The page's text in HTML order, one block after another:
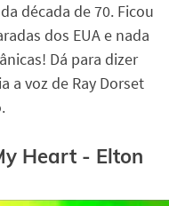
década de 70. Ficou
dos EUA e nada
Dá para dizer
a voz de Ray Dorset
Heart - Elton